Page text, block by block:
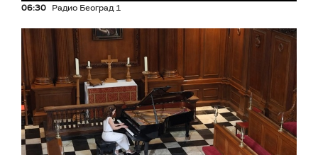
06:30 Радио Београд 1